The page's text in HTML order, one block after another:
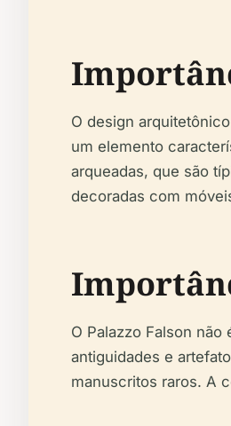
O design
um elemento
arqueadas, que são
decoradas com
O Palazzo Falson
antiguidades e
manuscritos raros. A